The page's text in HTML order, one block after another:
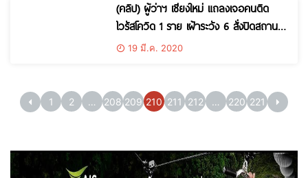
(คลิป) ผู้ว่าฯ เชียงใหม่ แถลงเจอคนติด
ไวรัสโควิด 1 ราย เฝ้าระวัง 6 สั่งปิดสถาน
บันเทิง ถนนคนเดิน ร้านนวด ฟิตเนส
19 มี.ค. 2020
1 2 … 208 209 210 211 212 … 220 221